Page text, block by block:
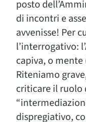
posto
di incontri e
avvenisse! Per
l’interrogativo:
capiva, o
Riteniamo
criticare il ruolo
dispregiativo,